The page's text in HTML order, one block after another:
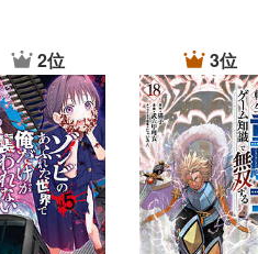
2位 3位